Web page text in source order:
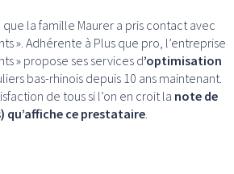
que la famille Maurer a pris contact avec
». Adhérente à Plus que pro, l’entreprise
» propose ses services d’optimisation
bas-rhinois depuis 10 ans maintenant.
de tous si l’on en croit la note de
qu’affiche ce prestataire